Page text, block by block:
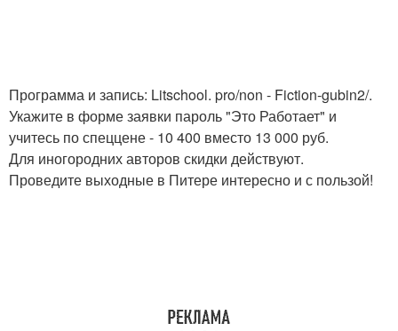
Программа и запись: Litschool. pro/non - Fiction-gubin2/.
Укажите в форме заявки пароль "Это Работает" и
учитесь по спеццене - 10 400 вместо 13 000 руб.
Для иногородних авторов скидки действуют.
Проведите выходные в Питере интересно и с пользой!